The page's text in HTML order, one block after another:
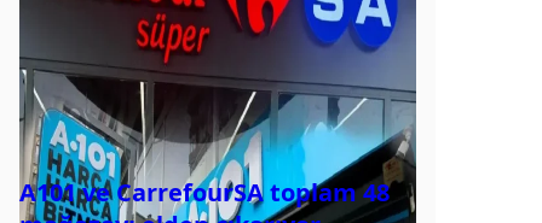
A101 ve CarrefourSA toplam 48